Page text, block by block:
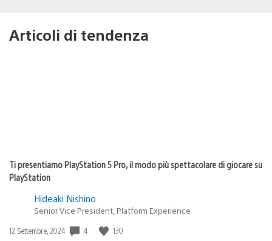
Articoli di tendenza
Ti presentiamo PlayStation 5 Pro, il modo più spettacolare di giocare su
PlayStation
Hideaki Nishino
Senior Vice President, Platform Experience
Data
12 Settembre, 2024 4 130